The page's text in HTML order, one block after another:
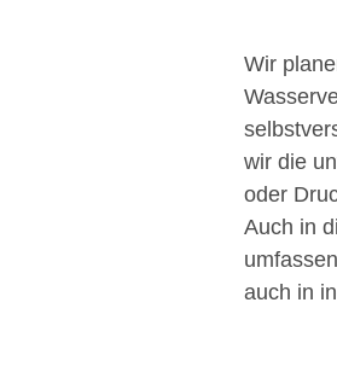
Wir
wir die
oder
Auch in
auch in